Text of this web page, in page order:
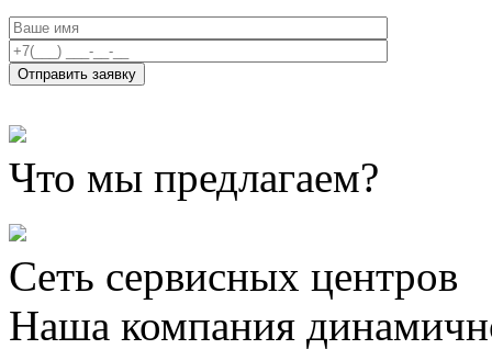
Что мы предлагаем?
Сеть сервисных центров
Наша компания